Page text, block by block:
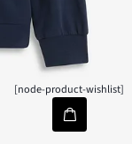
[node-product-wishlist]